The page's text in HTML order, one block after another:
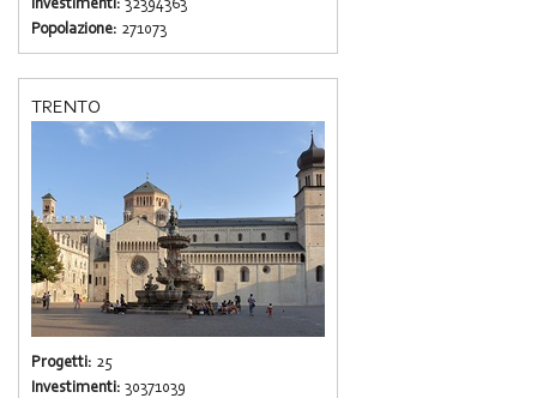
Popolazione: 271073
TRENTO
Progetti: 25
Investimenti: 30371039